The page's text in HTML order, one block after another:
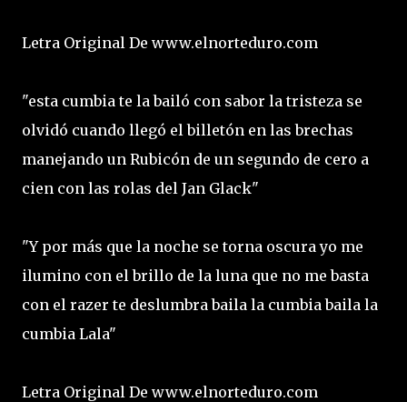
Letra Original De www.elnorteduro.com
"esta cumbia te la bailó con sabor la tristeza se
olvidó cuando llegó el billetón en las brechas
manejando un Rubicón de un segundo de cero a
cien con las rolas del Jan Glack"
"Y por más que la noche se torna oscura yo me
ilumino con el brillo de la luna que no me basta
con el razer te deslumbra baila la cumbia baila la
cumbia Lala"
Letra Original De www.elnorteduro.com